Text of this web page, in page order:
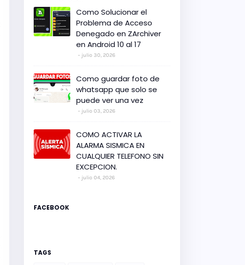
Como Solucionar el
Problema de Acceso
Denegado en ZArchiver
en Android 10 al 17
julio 30, 2026
Como guardar foto de
whatsapp que solo se
puede ver una vez
julio 03, 2026
COMO ACTIVAR LA
ALARMA SISMICA EN
CUALQUIER TELEFONO SIN
EXCEPCION.
julio 04, 2026
FACEBOOK
TAGS